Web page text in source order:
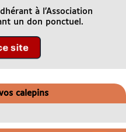
à l’Association
un don ponctuel.
calepins